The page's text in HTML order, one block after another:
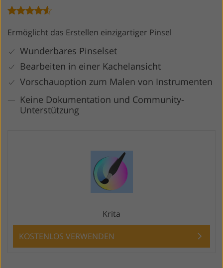
Ermöglicht das Erstellen einzigartiger Pinsel
Wunderbares Pinselset
Bearbeiten in einer Kachelansicht
Vorschauoption zum Malen von Instrumenten
Keine Dokumentation und Community-
Unterstützung
Krita
KOSTENLOS VERWENDEN